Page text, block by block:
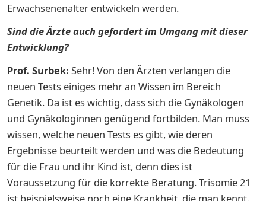
Erwachsenenalter entwickeln werden.
Sind die Ärzte auch gefordert im Umgang mit dieser
Entwicklung?
Prof. Surbek: Sehr! Von den Ärzten verlangen die
neuen Tests einiges mehr an Wissen im Bereich
Genetik. Da ist es wichtig, dass sich die Gynäkologen
und Gynäkologinnen genügend fortbilden. Man muss
wissen, welche neuen Tests es gibt, wie deren
Ergebnisse beurteilt werden und was die Bedeutung
für die Frau und ihr Kind ist, denn dies ist
Voraussetzung für die korrekte Beratung. Trisomie 21